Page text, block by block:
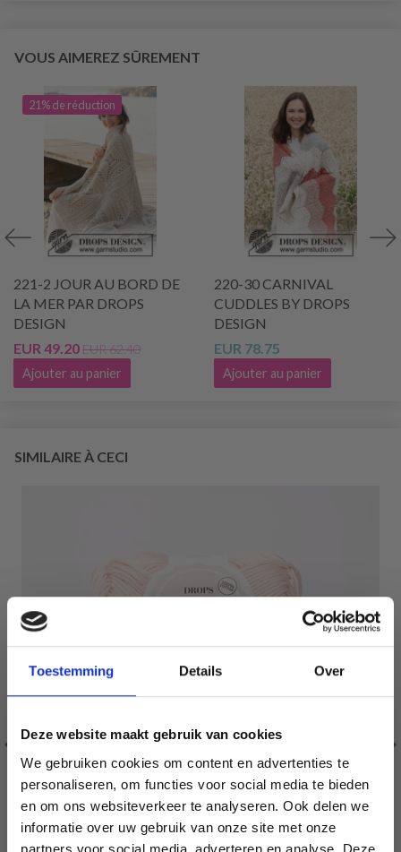
Toestemming Details Over
Deze website maakt gebruik van cookies
We gebruiken cookies om content en advertenties te
personaliseren, om functies voor social media te bieden
en om ons websiteverkeer te analyseren. Ook delen we
informatie over uw gebruik van onze site met onze
partners voor social media, adverteren en analyse. Deze
VOUS AIMEREZ SÛREMENT
21% de réduction
221-2 JOUR AU BORD DE
LA MER PAR DROPS
DESIGN
EUR 49.20EUR 62.40
Ajouter au panier
220-30 CARNIVAL
CUDDLES BY DROPS
DESIGN
EUR 78.75
Ajouter au panier
SIMILAIRE À CECI